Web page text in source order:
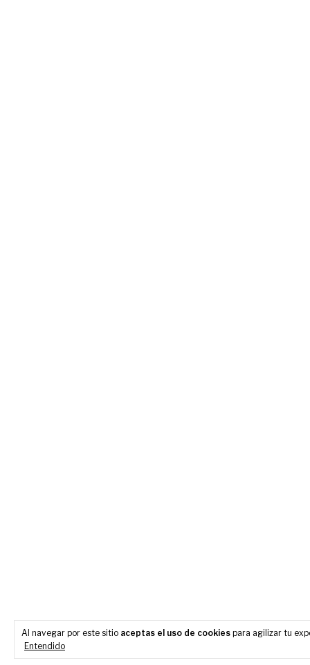
Al navegar por este sitio aceptas el uso de cookies para agilizar tu
Entendido